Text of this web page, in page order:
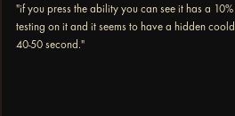
"if you press the ability you can see it has a
testing on it and it seems to have a hidden
40-50 second."